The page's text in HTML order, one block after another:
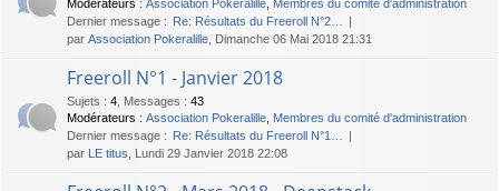
Modérateurs : Association Pokeralille Membres du comité d'administration
Dernier message : Re: Résultats du Freeroll N°2…
par Association Pokeralille , Dimanche 06 Mai 2018 21:31
Freeroll N°1 - Janvier 2018
Sujets : 4 Messages : 43
Modérateurs : Association Pokeralille Membres du comité d'administration
Dernier message : Re: Résultats du Freeroll N°1…
par LE titus , Lundi 29 Janvier 2018 22:08